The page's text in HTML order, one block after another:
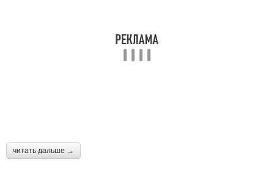
читать дальше →